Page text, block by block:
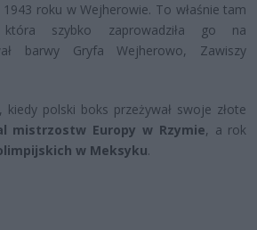
roku w Wejherowie. To właśnie tam
szybko zaprowadziła go na
barwy Gryfa Wejherowo, Zawiszy
polski boks przeżywał swoje złote
mistrzostw Europy w Rzymie, a rok
w Meksyku.